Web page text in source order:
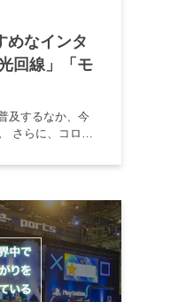
めなインタ
回線」「モ
及するなか、今
さらに、コロナ
なインフラ（生